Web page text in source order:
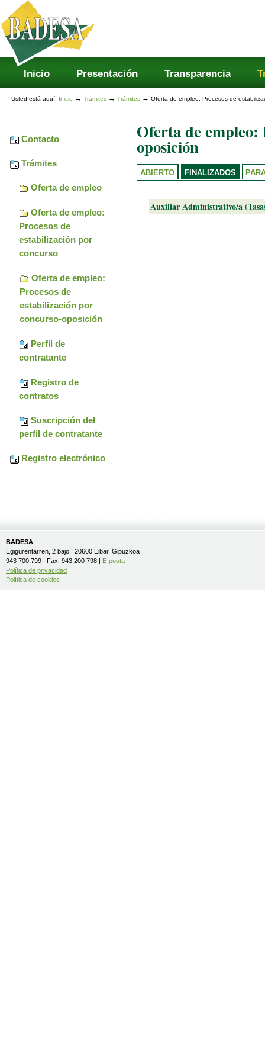
Cambiar
contenido.
Saltar
navegación
Secciones
Inicio Presentación Transparencia
Usted está aquí: Inicio →Trámites →Trámites →Oferta de empleo: Procesos de
Contacto
Trámites
Oferta de empleo
Oferta de empleo:
Procesos de
estabilización por
concurso
Oferta de empleo:
Procesos de
estabilización por
concurso-oposición
Perfil de
contratante
Registro de
contratos
Suscripción del
perfil de contratante
Registro electrónico
Oferta de empleo:
oposición
ABIERTO FINALIZADOS
Auxiliar Administrativo/a
BADESA
Egigurentarren, 2 bajo | 20600 Eibar, Gipuzkoa
943 700 799 | Fax: 943 200 798 | E-posta
Política de privacidad
Política de cookies